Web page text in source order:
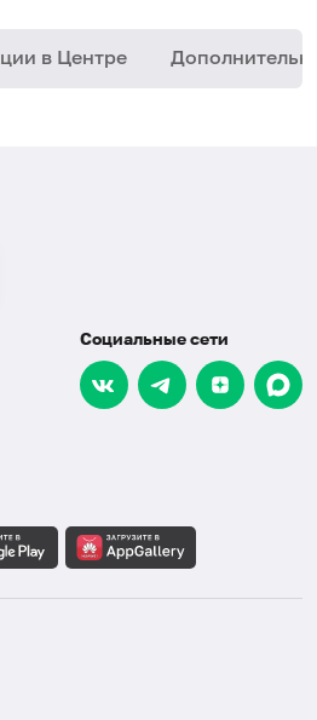
в Центре
Социальные сети